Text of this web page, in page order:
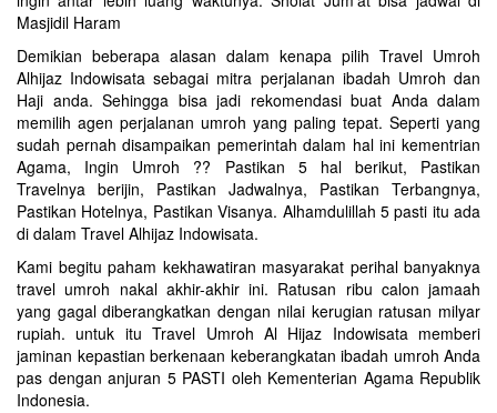
Masjidil Haram
Demikian beberapa alasan dalam kenapa pilih Travel Umroh
Alhijaz Indowisata sebagai mitra perjalanan ibadah Umroh dan
Haji anda. Sehingga bisa jadi rekomendasi buat Anda dalam
memilih agen perjalanan umroh yang paling tepat. Seperti yang
sudah pernah disampaikan pemerintah dalam hal ini kementrian
Agama, Ingin Umroh ?? Pastikan 5 hal berikut, Pastikan
Travelnya berijin, Pastikan Jadwalnya, Pastikan Terbangnya,
Pastikan Hotelnya, Pastikan Visanya. Alhamdulillah 5 pasti itu ada
di dalam Travel Alhijaz Indowisata.
Kami begitu paham kekhawatiran masyarakat perihal banyaknya
travel umroh nakal akhir-akhir ini. Ratusan ribu calon jamaah
yang gagal diberangkatkan dengan nilai kerugian ratusan milyar
rupiah. untuk itu Travel Umroh Al Hijaz Indowisata memberi
jaminan kepastian berkenaan keberangkatan ibadah umroh Anda
pas dengan anjuran 5 PASTI oleh Kementerian Agama Republik
Indonesia.